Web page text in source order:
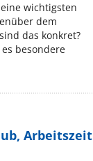
wichtigsten
dem
das konkret?
besondere
Arbeitszeit